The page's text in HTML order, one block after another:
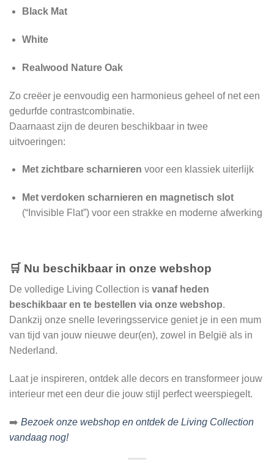
Black Mat
White
Realwood Nature Oak
Zo creëer je eenvoudig een harmonieus geheel of net een
gedurfde contrastcombinatie.
Daarnaast zijn de deuren beschikbaar in twee
uitvoeringen:
Met zichtbare scharnieren voor een klassiek uiterlijk
Met verdoken scharnieren en magnetisch slot
(“Invisible Flat”) voor een strakke en moderne afwerking
🛒 Nu beschikbaar in onze webshop
De volledige Living Collection is vanaf heden
beschikbaar en te bestellen via onze webshop.
Dankzij onze snelle leveringsservice geniet je in een mum
van tijd van jouw nieuwe deur(en), zowel in België als in
Nederland.
Laat je inspireren, ontdek alle decors en transformeer jouw
interieur met een deur die jouw stijl perfect weerspiegelt.
➡️ Bezoek onze webshop en ontdek de Living Collection
vandaag nog!